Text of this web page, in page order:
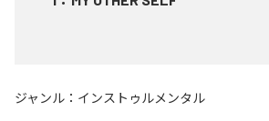
ジャンル： インストゥルメンタル